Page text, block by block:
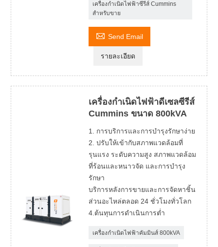
เครื่องกำเนิดไฟฟ้าซีรีส์ Cummins
สำหรับขาย
 Send Email
รายละเอียด
เครื่องกำเนิดไฟฟ้าดีเซลซีรีส์
Cummins ขนาด 800kVA
1. การบริการและการบำรุงรักษาง่าย
2. ปรับให้เข้ากับสภาพแวดล้อมที่
รุนแรง ระดับความสูง สภาพแวดล้อม
ที่ร้อนและหนาวจัด และการบำรุง
รักษา
บริการหลังการขายและการจัดหาชิ้น
ส่วนอะไหล่ตลอด 24 ชั่วโมงทั่วโลก
4.ต้นทุนการดำเนินการต่ำ
เครื่องกำเนิดไฟฟ้าคัมมินส์ 800kVA